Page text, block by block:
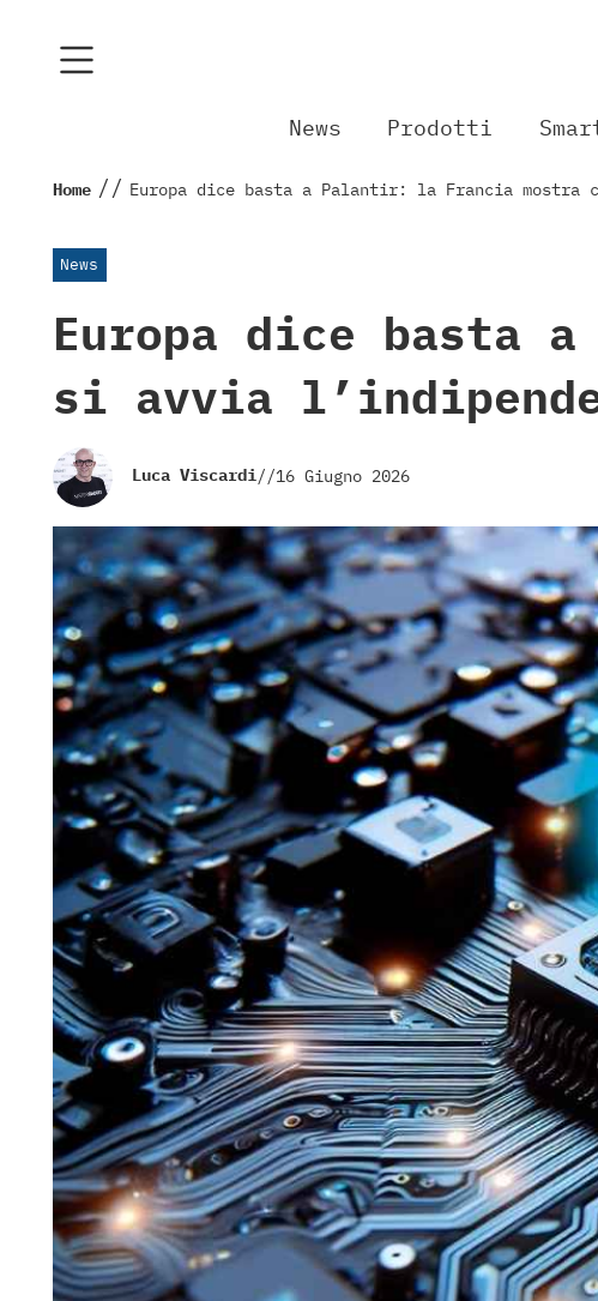
News Prodotti
Home // Europa dice basta a Palantir: la Francia mostra
News
Europa dice basta
si avvia
Luca Viscardi//16 Giugno 2026